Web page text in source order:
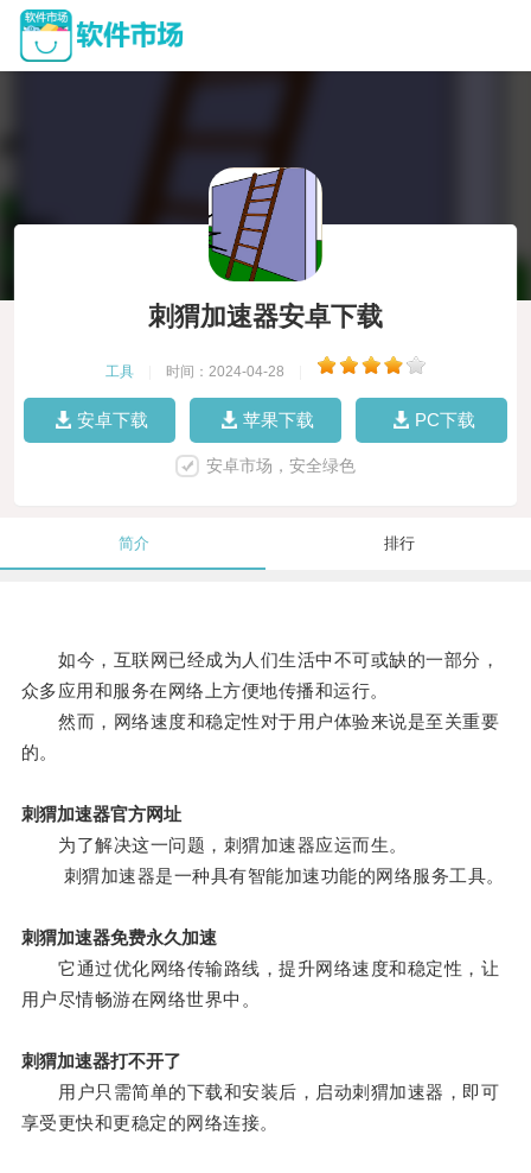
刺猬加速器安卓下载
工具 时间：2024-04-28
安卓下载 苹果下载 PC下载
安卓市场，安全绿色
简介 排行
如今，互联网已经成为人们生活中不可或缺的一部分，
众多应用和服务在网络上方便地传播和运行。
然而，网络速度和稳定性对于用户体验来说是至关重要
的。
刺猬加速器官方网址
为了解决这一问题，刺猬加速器应运而生。
刺猬加速器是一种具有智能加速功能的网络服务工具。
刺猬加速器免费永久加速
它通过优化网络传输路线，提升网络速度和稳定性，让
用户尽情畅游在网络世界中。
刺猬加速器打不开了
用户只需简单的下载和安装后，启动刺猬加速器，即可
享受更快和更稳定的网络连接。